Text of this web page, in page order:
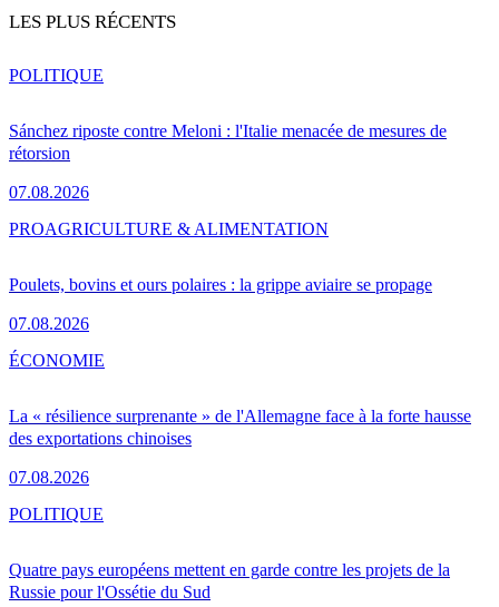
LES PLUS RÉCENTS
Sánchez riposte contre Meloni : l'Italie menacée de mesures de
rétorsion
07.08.2026
POLITIQUE
Poulets, bovins et ours polaires : la grippe aviaire se propage
07.08.2026
PROAGRICULTURE & ALIMENTATION
La « résilience surprenante » de l'Allemagne face à la forte hausse
des exportations chinoises
07.08.2026
ÉCONOMIE
Quatre pays européens mettent en garde contre les projets de la
Russie pour l'Ossétie du Sud
POLITIQUE